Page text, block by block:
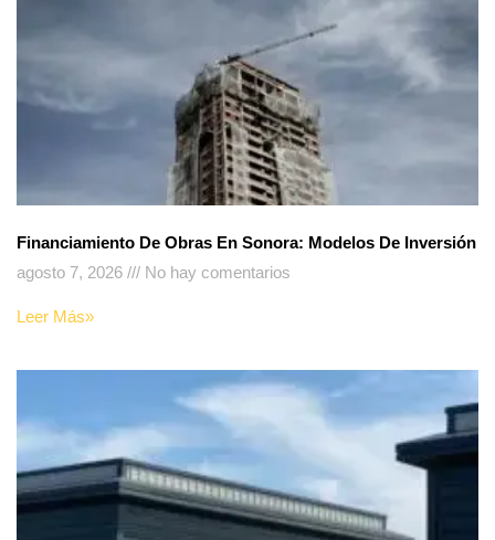
Financiamiento De Obras En Sonora: Modelos De Inversión
agosto 7, 2026
No hay comentarios
Leer Más»